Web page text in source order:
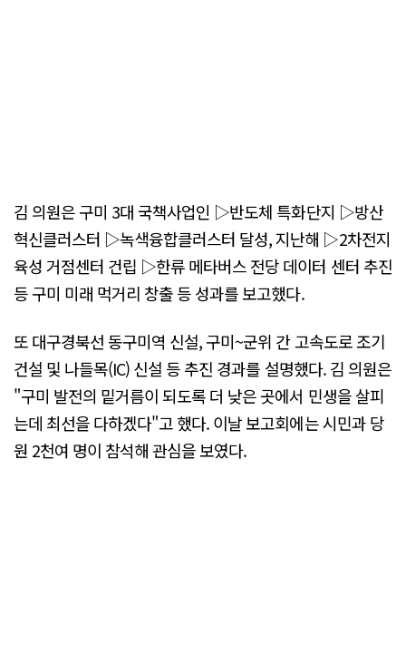
김 의원은 구미 3대 국책사업인 ▷반도체 특화단지 ▷방산
혁신클러스터 ▷녹색융합클러스터 달성, 지난해 ▷2차전지
육성 거점센터 건립 ▷한류 메타버스 전당 데이터 센터 추진
등 구미 미래 먹거리 창출 등 성과를 보고했다.
또 대구경북선 동구미역 신설, 구미~군위 간 고속도로 조기
건설 및 나들목(IC) 신설 등 추진 경과를 설명했다. 김 의원은
"구미 발전의 밑거름이 되도록 더 낮은 곳에서 민생을 살피
는데 최선을 다하겠다"고 했다. 이날 보고회에는 시민과 당
원 2천여 명이 참석해 관심을 보였다.